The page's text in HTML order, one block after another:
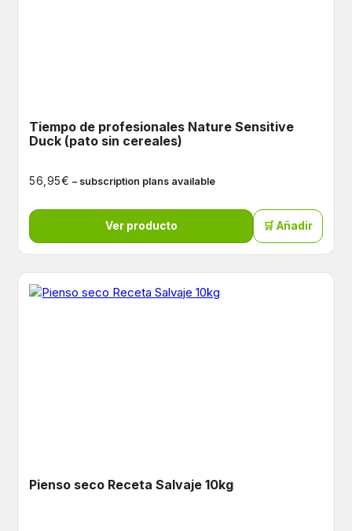
Tiempo de profesionales Nature Sensitive
Duck (pato sin cereales)
56,95€ – subscription plans available
Ver producto 🛒 Añadir
Pienso seco Receta Salvaje 10kg